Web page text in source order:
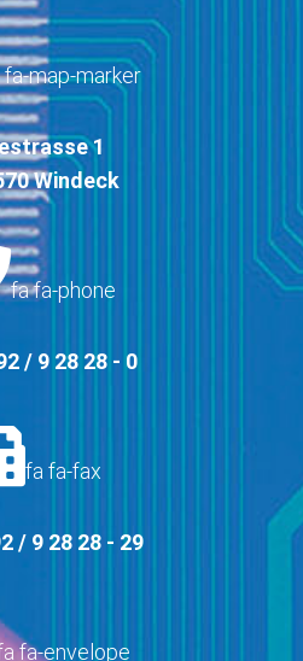
map-marker
1
Windeck
fa fa-phone
/ 9 28 28 - 0
fa fa-fax
/ 9 28 28 - 29
fa-envelope